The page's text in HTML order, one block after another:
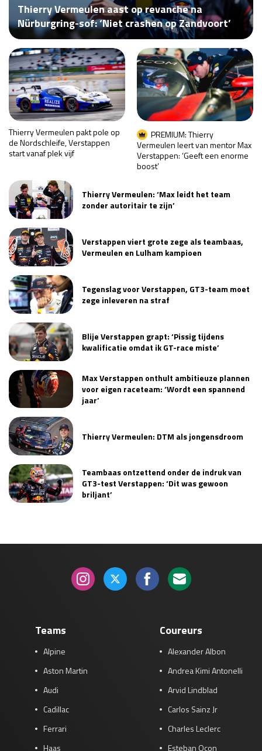
Race
za 13:00 - 15:00
GP VERENIGDE STATEN 2026 23 - 25 okt
Kwalificatie
za 23:00 - 00:00
Race
zo 21:00 - 23:00
GP MEXICO 2026
Kwalificatie
za 22:00 - 23:00
Race
GP SÃO PAULO 2026 06 - 08 nov
Kwalificatie
za 19:00 - 20:00
LAS VEGAS GRAND PRIX 2026 20 - 22 nov
Kwalificatie
GP QATAR 2026 27 - 29 nov
Kwalificatie
Race
GP ABU DHABI 2026 04 - 06 dec
Kwalificatie
za 15:00 - 16:00
Race
Thierry Vermeulen aast op revanche na
Nürburgring-sof: ‘Niet crashen op Zandvoort’
Thierry Vermeulen pakt pole op
de Nordschleife, Verstappen
start vanaf plek vijf
PREMIUM: Thierry
Vermeulen leert van mentor Max
Verstappen: ‘Geeft een enorme
boost’
Thierry Vermeulen: ‘Max leidt het team
zonder autoritair te zijn’
Verstappen viert grote zege als teambaas,
Vermeulen en Lulham kampioen
Tegenslag voor Verstappen, GT3-team moet
zege inleveren na straf
Blije Verstappen grapt: ‘Pissig tijdens
kwalificatie omdat ik GT-race miste’
Max Verstappen onthult ambitieuze plannen
voor eigen raceteam: ‘Wordt een spannend
jaar’
Thierry Vermeulen: DTM als jongensdroom
Teambaas ontzettend onder de indruk van
GT3-test Verstappen: ‘Dit was gewoon
briljant’
Teams
Alpine
Aston Martin
Audi
Cadillac
Ferrari
Haas
Coureurs
Alexander Albon
Andrea Kimi Antonelli
Arvid Lindblad
Carlos Sainz Jr
Charles Leclerc
Esteban Ocon